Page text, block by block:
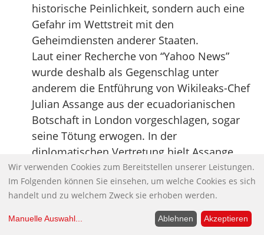
historische Peinlichkeit, sondern auch eine
Gefahr im Wettstreit mit den
Geheimdiensten anderer Staaten.
Laut einer Recherche von “Yahoo News”
wurde deshalb als Gegenschlag unter
anderem die Entführung von Wikileaks-Chef
Julian Assange aus der ecuadorianischen
Botschaft in London vorgeschlagen, sogar
seine Tötung erwogen. In der
diplomatischen Vertretung hielt Assange
sich damals bereits seit Jahren auf, um der
Gefahr einer Auslieferung an die Vereinigten
Staaten zu entgehen. Seit 2019 sitzt Assange
in einem britischen Gefängnis. Von den USA
wird ihm Beihilfe zu Hackeraktivitäten und
Wir verwenden Cookies zum Bereitstellen unserer Leistungen.
Im Folgenden können Sie einsehen, um welche Cookies es sich
handelt und zu welchem Zweck sie erhoben werden.
Manuelle Auswahl... Ablehnen Akzeptieren